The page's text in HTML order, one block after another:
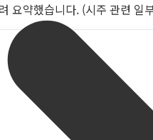
요약했습니다. (시주 관련 일